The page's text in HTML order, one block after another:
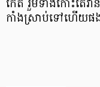
កើត រួម​ទាំង​កោះ​តៃវ៉
កាំ​​ងស្រាប់ទៅហើយផ